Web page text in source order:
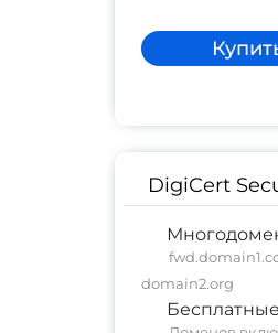
DigiCert
domain2.org